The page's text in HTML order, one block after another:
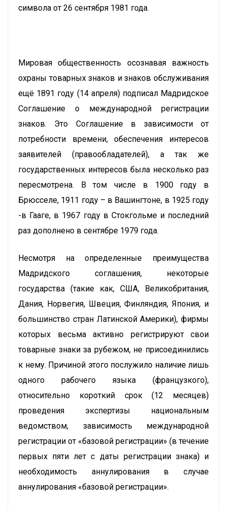
символа от 26 сентября 1981 года.
Мировая общественность осознавая важность
охраны товарных знаков и знаков обслуживания
ещё 1891 году (14 апреля) подписал Мадридское
Соглашение о международной регистрации
знаков. Это Соглашение в зависимости от
потребности времени, обеспечения интересов
заявителей (правообладателей), а так же
государственных интересов была несколько раз
пересмотрена. В том числе в 1900 году в
Брюсселе, 1911 году – в Вашингтоне, в 1925 году
-в Гааге, в 1967 году в Стокгольме и последний
раз дополнено в сентябре 1979 года.
Несмотря на определенные преимущества
Мадридского соглашения, некоторые
государства (такие как, США, Великобритания,
Дания, Норвегия, Швеция, Финляндия, Япония, и
большинство стран Латинской Америки), фирмы
которых весьма активно регистрируют свои
товарные знаки за рубежом, не присоединились
к нему. Причиной этого послужило наличие лишь
одного рабочего языка (французкого),
относительно короткий срок (12 месяцев)
проведения экспертизы национальным
ведомством, зависимость международной
регистрации от «базовой регистрации» (в течение
первых пяти лет с даты регистрации знака) и
необходимость аннулирования в случае
аннулирования «базовой регистрации».